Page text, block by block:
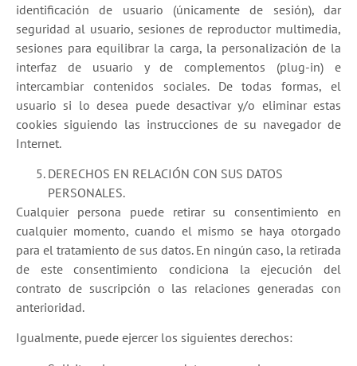
identificación de usuario (únicamente de sesión), dar
seguridad al usuario, sesiones de reproductor multimedia,
sesiones para equilibrar la carga, la personalización de la
interfaz de usuario y de complementos (plug-in) e
intercambiar contenidos sociales. De todas formas, el
usuario si lo desea puede desactivar y/o eliminar estas
cookies siguiendo las instrucciones de su navegador de
Internet.
DERECHOS EN RELACIÓN CON SUS DATOS
PERSONALES.
Cualquier persona puede retirar su consentimiento en
cualquier momento, cuando el mismo se haya otorgado
para el tratamiento de sus datos. En ningún caso, la retirada
de este consentimiento condiciona la ejecución del
contrato de suscripción o las relaciones generadas con
anterioridad.
Igualmente, puede ejercer los siguientes derechos: